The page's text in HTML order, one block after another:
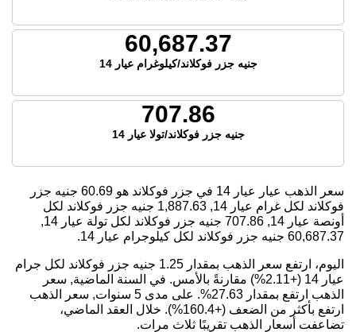
60,687.37
جنيه جزر فوكلاند/كيلوغرام عيار 14
707.86
جنيه جزر فوكلاند/تولا عيار 14
سعر الذهب عيار عيار 14 في جزر فوكلاند هو 60.69 جنيه جزر
فوكلاند لكل غرام عيار 14,
1,887.63 جنيه جزر فوكلاند لكل
أونصة عيار 14,
707.86 جنيه جزر فوكلاند لكل تولة عيار 14,
60,687.37 جنيه جزر فوكلاند لكل كيلوجرام عيار 14.
اليوم، ارتفع سعر الذهب بمقدار 1.25 جنيه جزر فوكلاند لكل جرام
عيار 14 (+2.11%) مقارنةً بالأمس. في السنة الماضية, سعر
الذهب ارتفع بمقدار 27.63%. على مدى 5 سنوات, سعر الذهب
ارتفع بأكثر من الضعف (+160.4%). خلال العقد الماضي،
تضاعفت أسعار الذهب تقريبًا ثلاث مرات.